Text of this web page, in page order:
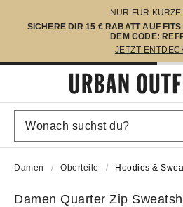
NUR FÜR KURZE
SICHERE DIR 15 € RABATT AUF
DEM CODE:
JETZT
Damen Oberteile Hoodies &
Damen Quarter Zip